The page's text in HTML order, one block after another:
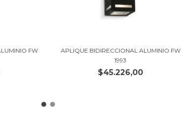
FW
APLIQUE BIDIRECCIONAL ALUMINIO FW
1993
$45.226,00